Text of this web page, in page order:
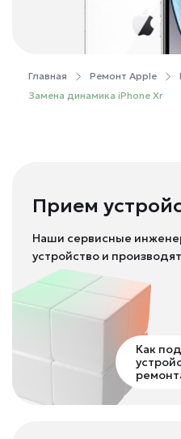
Главная Ремонт Apple
Замена динамика iPhone Xr
Прием
Наши сервисные
устройство и
Как